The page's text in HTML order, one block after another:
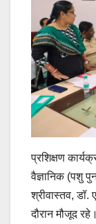
प्रशिक्षण
वैज्ञानिक (पशु
श्रीवास्तव,
दौरान मौजूद रहे।